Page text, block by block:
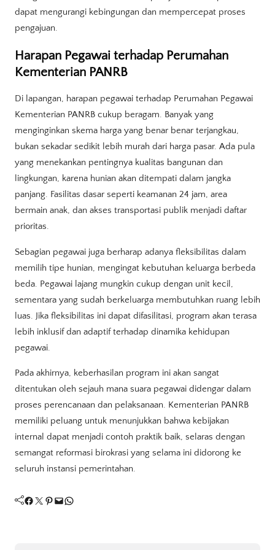
dapat mengurangi kebingungan dan mempercepat proses
pengajuan.
Harapan Pegawai terhadap Perumahan
Kementerian PANRB
Di lapangan, harapan pegawai terhadap Perumahan Pegawai
Kementerian PANRB cukup beragam. Banyak yang
menginginkan skema harga yang benar benar terjangkau,
bukan sekadar sedikit lebih murah dari harga pasar. Ada pula
yang menekankan pentingnya kualitas bangunan dan
lingkungan, karena hunian akan ditempati dalam jangka
panjang. Fasilitas dasar seperti keamanan 24 jam, area
bermain anak, dan akses transportasi publik menjadi daftar
prioritas.
Sebagian pegawai juga berharap adanya fleksibilitas dalam
memilih tipe hunian, mengingat kebutuhan keluarga berbeda
beda. Pegawai lajang mungkin cukup dengan unit kecil,
sementara yang sudah berkeluarga membutuhkan ruang lebih
luas. Jika fleksibilitas ini dapat difasilitasi, program akan terasa
lebih inklusif dan adaptif terhadap dinamika kehidupan
pegawai.
Pada akhirnya, keberhasilan program ini akan sangat
ditentukan oleh sejauh mana suara pegawai didengar dalam
proses perencanaan dan pelaksanaan. Kementerian PANRB
memiliki peluang untuk menunjukkan bahwa kebijakan
internal dapat menjadi contoh praktik baik, selaras dengan
semangat reformasi birokrasi yang selama ini didorong ke
seluruh instansi pemerintahan.
Facebook Twitter Pinterest Mail WhatsApp